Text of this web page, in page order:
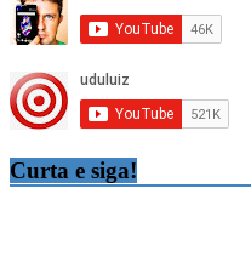
Curta e siga!